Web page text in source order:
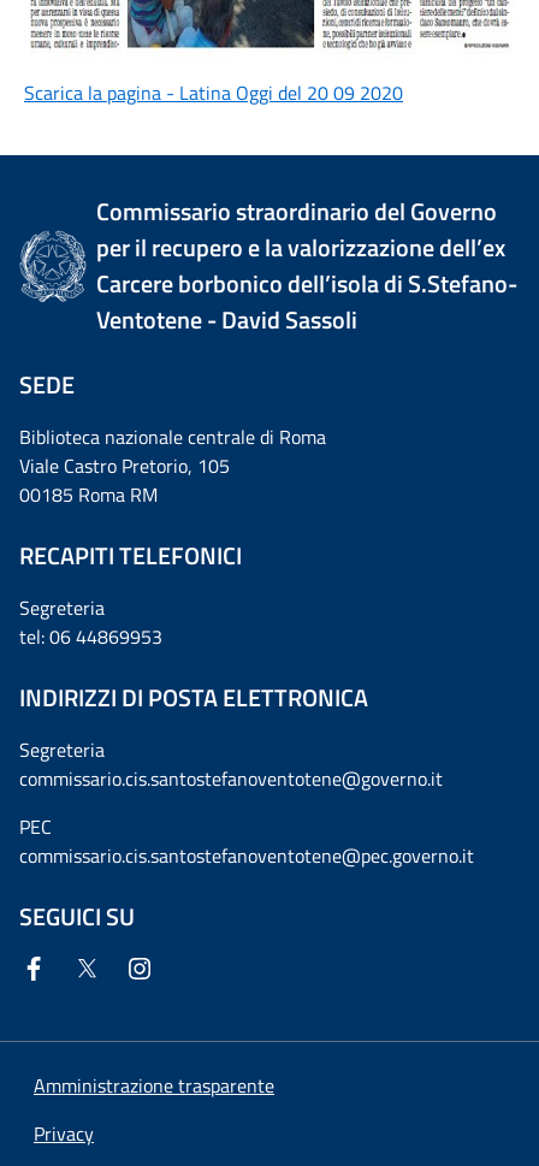
Scarica la pagina - Latina Oggi del 20 09 2020
Commissario straordinario del Governo
per il recupero e la valorizzazione dell’ex
Carcere borbonico dell’isola di S.Stefano-
Ventotene - David Sassoli
SEDE
Biblioteca nazionale centrale di Roma
Viale Castro Pretorio, 105
00185 Roma RM
RECAPITI TELEFONICI
Segreteria
tel: 06 44869953
INDIRIZZI DI POSTA ELETTRONICA
Segreteria
commissario.cis.santostefanoventotene@governo.it
PEC
commissario.cis.santostefanoventotene@pec.governo.it
SEGUICI SU
Amministrazione trasparente
Privacy